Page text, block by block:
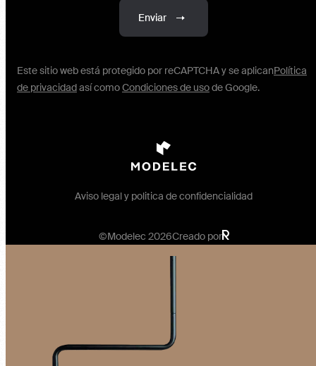
Enviar
Este sitio web está protegido por reCAPTCHA y se aplicanPolítica
de privacidadasí comoCondiciones de usode Google.
Aviso legal y politica de confidencialidad
©Modelec 2026Creado por